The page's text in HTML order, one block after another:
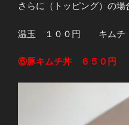
さらに（トッピング）の場
温玉 １００円 キムチ
⑥豚キムチ丼 ６５０円